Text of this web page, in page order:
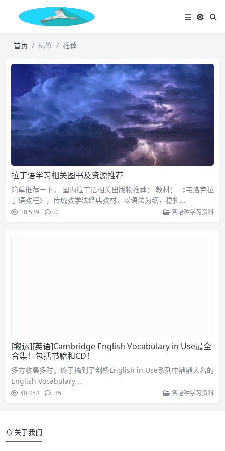
首页 标签 推荐
拉丁语学习相关图书及资源推荐
简单推荐一下。 国内拉丁语相关出版物推荐： 教材： 《韦洛克拉
丁语教程》，传统教学法经典教材，以语法为纲，稳扎…
18,539 0 各语种学习资料
[搬运][英语]Cambridge English Vocabulary in Use最全
合集！包括书籍和CD！
多方收集多时，终于搞到了剑桥English in Use系列中鼎鼎大名的
English Vocabulary …
40,454 35 各语种学习资料
关于我们